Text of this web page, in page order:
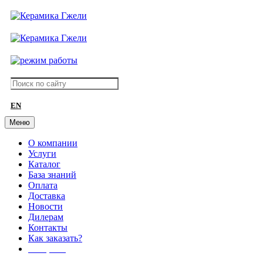
EN
Меню
О компании
Услуги
Каталог
База знаний
Оплата
Доставка
Новости
Дилерам
Контакты
Как заказать?